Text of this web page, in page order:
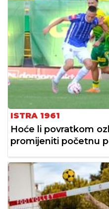
ISTRA 1961
Hoće li povratkom
promijeniti početnu